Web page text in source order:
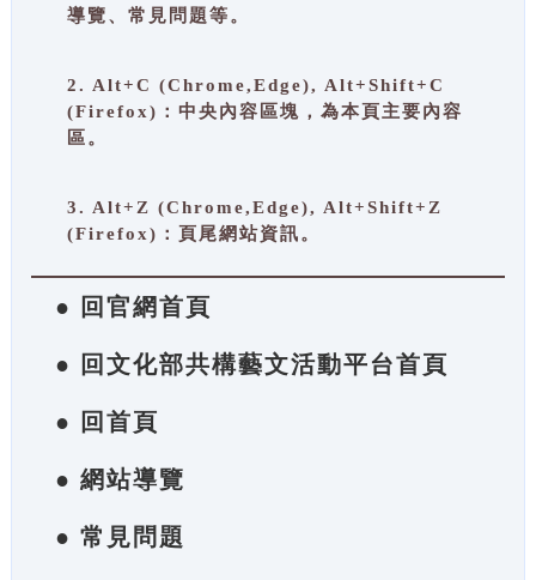
導覽、常見問題等。
2. Alt+C (Chrome,Edge), Alt+Shift+C
(Firefox)：中央內容區塊，為本頁主要內容
區。
3. Alt+Z (Chrome,Edge), Alt+Shift+Z
(Firefox)：頁尾網站資訊。
● 回官網首頁
● 回文化部共構藝文活動平台首頁
● 回首頁
● 網站導覽
● 常見問題